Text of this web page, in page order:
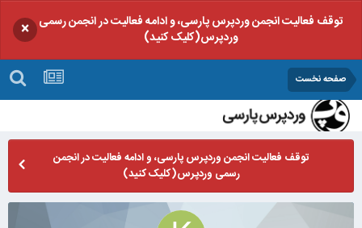
توقف فعالیت انجمن وردپرس پارسی، و ادامه فعالیت در انجمن رسمی
وردپرس(کلیک کنید)
×
صفحه نخست
توقف فعالیت انجمن وردپرس پارسی، و ادامه فعالیت در انجمن
رسمی وردپرس(کلیک کنید)